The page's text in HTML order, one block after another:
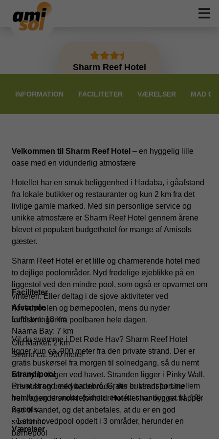
Sharm Reef Hotel
INFORMATION FACILITETER VÆRELSER MAD
Velkommen til Sharm Reef Hotel – en hyggelig lille
oase med en vidunderlig atmosfære
Hotellet har en smuk beliggenhed i Hadaba, i gåafstand
fra lokale butikker og restauranter og kun 2 km fra det
livlige gamle marked. Med sin personlige service og
unikke atmosfære er Sharm Reef Hotel gennem årene
blevet et populært budgethotel for mange af Amisols
gæster.
Sharm Reef Hotel er et lille og charmerende hotel med
to dejlige poolområder. Nyd fredelige øjeblikke på en
liggestol ved den mindre pool, som også er opvarmet om
vinteren. Eller deltag i de sjove aktiviteter ved
hovedpoolen og børnepoolen, mens du nyder
forfriskninger fra poolbaren hele dagen.
Vil du svømme i Det Røde Hav? Sharm Reef Hotel
ligger kun ca. 900 meter fra den private strand. Der er
gratis buskørsel fra morgen til solnedgang, så du nemt
kan nyde dagen ved havet. Stranden ligger i Pinky Wall,
et smukt og beskyttet område, der er kendt for sine
fremragende snorkleforhold. Hotellet har bygget trapper
ned til vandet, og det anbefales, at du er en god
svømmer.
Faciliteter
Afstande
Lufthavn: 18 km
Naama Bay: 7 km
Old Market: 2 km
Strand ca. 900 meter
Strand/pool
Privat strand med badebro. Gratis bustransport mellem
hotellet og stranden (sidste retur fra stranden ca. kl. 18).
2 pools:
- 1 stor hovedpool opdelt i 3 områder, herunder en
børnepool
Værelser